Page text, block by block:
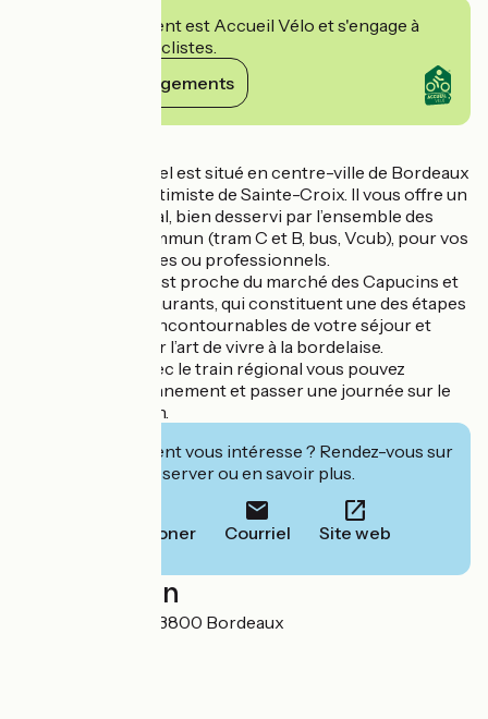
Cet établissement est Accueil Vélo et s'engage à
accueillir des cyclistes.
Voir ses engagements
Votre Appart Hôtel est situé en centre-ville de Bordeaux
dans le quartier intimiste de Sainte-Croix. Il vous offre un
emplacement idéal, bien desservi par l’ensemble des
transports en commun (tram C et B, bus, Vcub), pour vos
séjours touristiques ou professionnels.
Votre résidence est proche du marché des Capucins et
de ses petits restaurants, qui constituent une des étapes
gastronomiques incontournables de votre séjour et
l’occasion de saisir l’art de vivre à la bordelaise.
En 60 minutes avec le train régional vous pouvez
changer d’environnement et passer une journée sur le
Bassin d’Arcachon.
Cet établissement vous intéresse ? Rendez-vous sur
leur site pour réserver ou en savoir plus.
Téléphoner Courriel Site web
Localisation
21 cours Barbey 33800 Bordeaux